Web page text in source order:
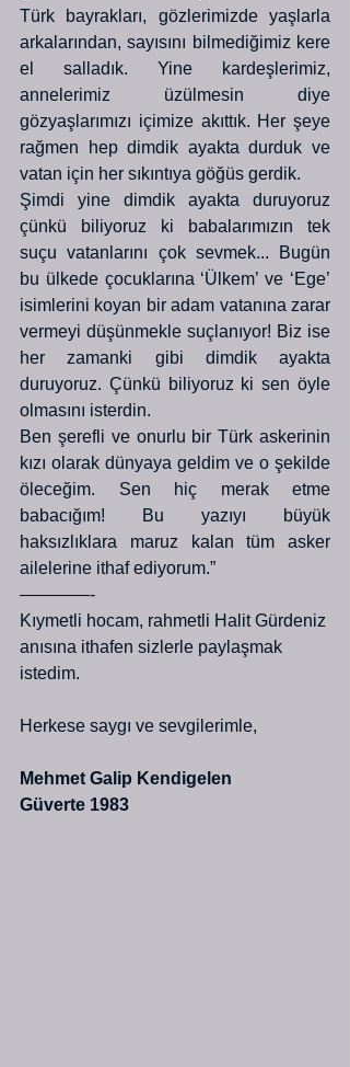
Türk bayrakları, gözlerimizde yaşlarla
arkalarından, sayısını bilmediğimiz kere
el salladık. Yine kardeşlerimiz,
annelerimiz üzülmesin diye
gözyaşlarımızı içimize akıttık. Her şeye
rağmen hep dimdik ayakta durduk ve
vatan için her sıkıntıya göğüs gerdik.
Şimdi yine dimdik ayakta duruyoruz
çünkü biliyoruz ki babalarımızın tek
suçu vatanlarını çok sevmek... Bugün
bu ülkede çocuklarına ‘Ülkem’ ve ‘Ege’
isimlerini koyan bir adam vatanına zarar
vermeyi düşünmekle suçlanıyor! Biz ise
her zamanki gibi dimdik ayakta
duruyoruz. Çünkü biliyoruz ki sen öyle
olmasını isterdin.
Ben şerefli ve onurlu bir Türk askerinin
kızı olarak dünyaya geldim ve o şekilde
öleceğim. Sen hiç merak etme
babacığım! Bu yazıyı büyük
haksızlıklara maruz kalan tüm asker
ailelerine ithaf ediyorum.”
————-
Kıymetli hocam, rahmetli Halit Gürdeniz
anısına ithafen sizlerle paylaşmak
istedim.
Herkese saygı ve sevgilerimle,
Mehmet Galip Kendigelen
Güverte 1983